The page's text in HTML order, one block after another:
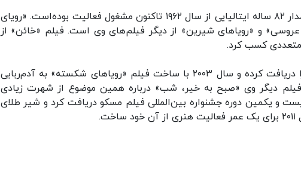
مارکو بلوکیو کارگردان، فیلم‌نامه‌نویس و سیاست‌مدار ۸۲ ساله ایتالیایی از سال ۱۹۶۲ تاکنون مشغول فعالیت بوده‌است. «رویای
عروسی» و «رویاهای شیرین» از دیگر فیلم‌های وی است. فیلم «خائن» از
وی سال ۱۹۹۱ خرس نقره‌ای جشنواره فیلم برلین را دریافت کرده و سال ۲۰۰۳ با ساخت فیلم «رویاهای شکسته» به آدم‌ربایی
دیگر وی «صبح به خیر، شب» درباره همین موضوع از شهرت زیادی
افتخاری را از بیست و یکمین دوره جشنواره بین‌المللی فیلم مسکو دریافت کرد و شیر طلای